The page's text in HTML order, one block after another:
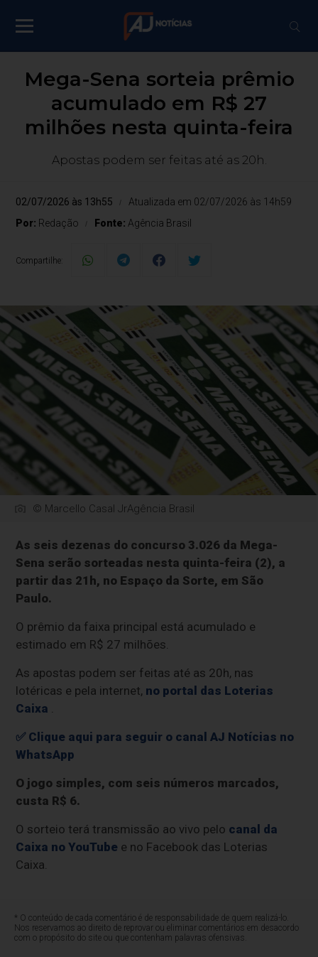
Mega-Sena sorteia prêmio
acumulado em R$ 27
milhões nesta quinta-feira
Apostas podem ser feitas até as 20h.
02/07/2026 às 13h55
Atualizada em 02/07/2026 às 14h59
Por: Redação Fonte: Agência Brasil
Compartilhe:
© Marcello Casal JrAgência Brasil
As seis dezenas do concurso 3.026 da Mega-
Sena serão sorteadas nesta quinta-feira (2), a
partir das 21h, no Espaço da Sorte, em São
Paulo.
O prêmio da faixa principal está acumulado e
estimado em R$ 27 milhões.
As apostas podem ser feitas até as 20h, nas
lotéricas e pela internet, no portal das Loterias
Caixa .
✅ Clique aqui para seguir o canal AJ Notícias no
WhatsApp
O jogo simples, com seis números marcados,
custa R$ 6.
O sorteio terá transmissão ao vivo pelo canal da
Caixa no YouTube e no Facebook das Loterias
Caixa.
* O conteúdo de cada comentário é de responsabilidade de quem realizá-lo.
Nos reservamos ao direito de reprovar ou eliminar comentários em desacordo
com o propósito do site ou que contenham palavras ofensivas.